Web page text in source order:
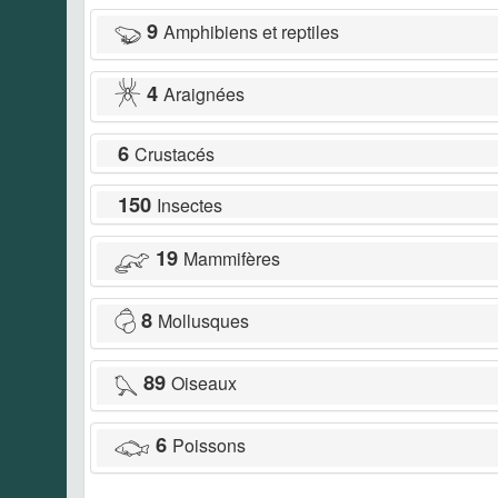
9 Amphibiens et reptiles
4 Araignées
6 Crustacés
150 Insectes
19 Mammifères
8 Mollusques
89 Oiseaux
6 Poissons